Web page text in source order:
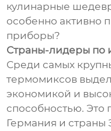
кулинарные
особенно активно
приборы?
Страны-лидеры по
Среди самых
термомиксов
экономикой и
способностью.
Германия и страны